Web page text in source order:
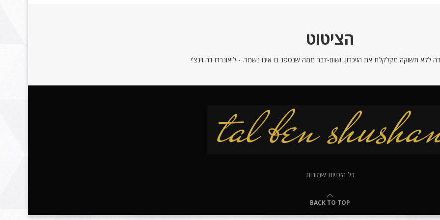
הציטוט
ללא תשוקה מקלקלת את הזיכרון, ושום-דבר ממה שנספג בו אינו נשמר. - ליאונרדו דה וינצ'י
כל הזכויות שמורות
BACK TO TOP